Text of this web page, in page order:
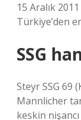
15 Aralık
Türkiye’den
SSG
Steyr SSG 69
Mannlicher
keskin